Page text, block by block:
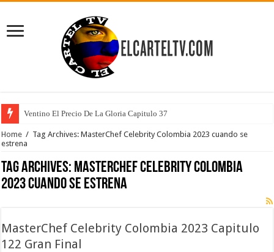
Ventino El Precio De La Gloria Capitulo 37
Home / Tag Archives: MasterChef Celebrity Colombia 2023 cuando se
estrena
Tag Archives: MasterChef Celebrity Colombia
2023 cuando se estrena
MasterChef Celebrity Colombia 2023 Capitulo
122 Gran Final